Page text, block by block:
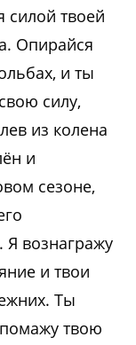
силой твоей
Опирайся
и ты
силу,
из колена
и
сезоне,
Я вознагражу
и твои
Ты
твою